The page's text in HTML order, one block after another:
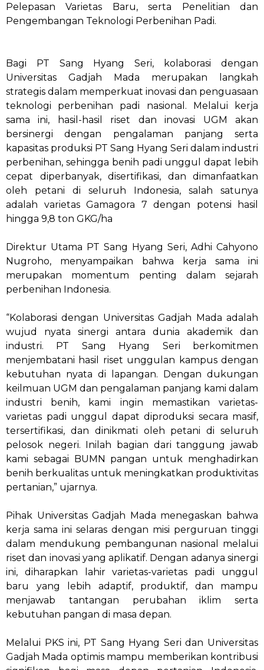
Pelepasan Varietas Baru, serta Penelitian dan
Pengembangan Teknologi Perbenihan Padi.
Bagi PT Sang Hyang Seri, kolaborasi dengan
Universitas Gadjah Mada merupakan langkah
strategis dalam memperkuat inovasi dan penguasaan
teknologi perbenihan padi nasional. Melalui kerja
sama ini, hasil-hasil riset dan inovasi UGM akan
bersinergi dengan pengalaman panjang serta
kapasitas produksi PT Sang Hyang Seri dalam industri
perbenihan, sehingga benih padi unggul dapat lebih
cepat diperbanyak, disertifikasi, dan dimanfaatkan
oleh petani di seluruh Indonesia, salah satunya
adalah varietas Gamagora 7 dengan potensi hasil
hingga 9,8 ton GKG/ha
Direktur Utama PT Sang Hyang Seri, Adhi Cahyono
Nugroho, menyampaikan bahwa kerja sama ini
merupakan momentum penting dalam sejarah
perbenihan Indonesia.
“Kolaborasi dengan Universitas Gadjah Mada adalah
wujud nyata sinergi antara dunia akademik dan
industri. PT Sang Hyang Seri berkomitmen
menjembatani hasil riset unggulan kampus dengan
kebutuhan nyata di lapangan. Dengan dukungan
keilmuan UGM dan pengalaman panjang kami dalam
industri benih, kami ingin memastikan varietas-
varietas padi unggul dapat diproduksi secara masif,
tersertifikasi, dan dinikmati oleh petani di seluruh
pelosok negeri. Inilah bagian dari tanggung jawab
kami sebagai BUMN pangan untuk menghadirkan
benih berkualitas untuk meningkatkan produktivitas
pertanian,” ujarnya.
Pihak Universitas Gadjah Mada menegaskan bahwa
kerja sama ini selaras dengan misi perguruan tinggi
dalam mendukung pembangunan nasional melalui
riset dan inovasi yang aplikatif. Dengan adanya sinergi
ini, diharapkan lahir varietas-varietas padi unggul
baru yang lebih adaptif, produktif, dan mampu
menjawab tantangan perubahan iklim serta
kebutuhan pangan di masa depan.
Melalui PKS ini, PT Sang Hyang Seri dan Universitas
Gadjah Mada optimis mampu memberikan kontribusi